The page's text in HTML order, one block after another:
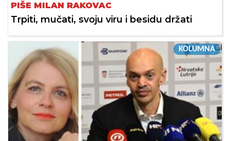
PIŠE MILAN RAKOVAC
Trpiti, mučati, svoju viru i besidu držati
KOLUMNA